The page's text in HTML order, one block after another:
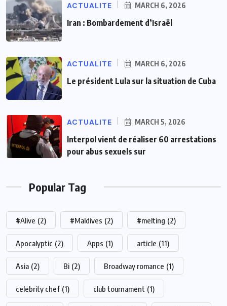
ACTUALITE MARCH 6, 2026
Iran : Bombardement d’Israël
ACTUALITE MARCH 6, 2026
Le président Lula sur la situation de Cuba
ACTUALITE MARCH 5, 2026
Interpol vient de réaliser 60 arrestations
pour abus sexuels sur
Popular Tag
#Alive (2) #Maldives (2) #melting (2)
Apocalyptic (2) Apps (1) article (11)
Asia (2) Bi (2) Broadway romance (1)
celebrity chef (1) club tournament (1)